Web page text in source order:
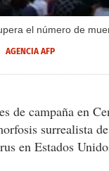
el número de
AGENCIA AFP
de campaña en
surrealista
en Estados